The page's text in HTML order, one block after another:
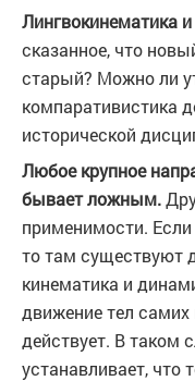
Лингвокинематика
сказанное, что
старый? Можно ли
компаративистика
исторической
Любое крупное
бывает ложным.
применимости.
то там существуют
кинематика и
движение тел самих
действует. В таком
устанавливает, что